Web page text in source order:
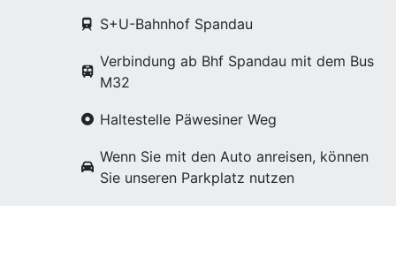
S+U-Bahnhof Spandau
Verbindung ab Bhf Spandau mit dem Bus
M32
Haltestelle Päwesiner Weg
Wenn Sie mit den Auto anreisen, können
Sie unseren Parkplatz nutzen